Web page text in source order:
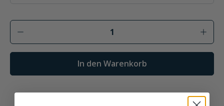
Produkt Anzahl: Gib den gewünschten
In den Warenkorb